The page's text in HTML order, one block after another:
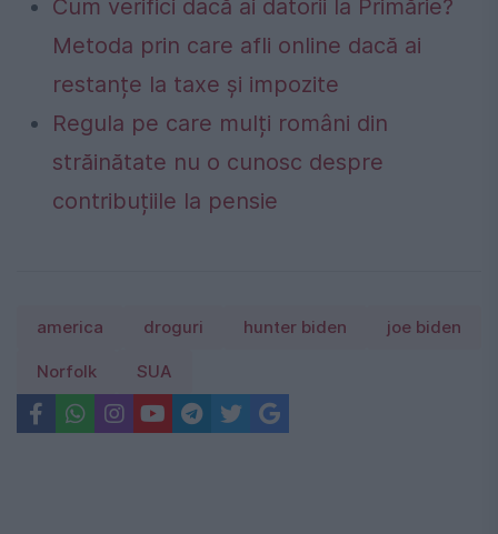
Cum verifici dacă ai datorii la Primărie?
Metoda prin care afli online dacă ai
restanțe la taxe și impozite
Regula pe care mulți români din
străinătate nu o cunosc despre
contribuțiile la pensie
america droguri hunter biden joe biden
Norfolk SUA